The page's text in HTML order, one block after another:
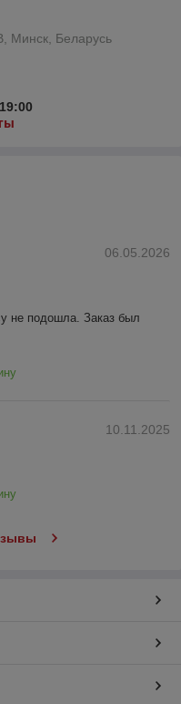
Минск, Беларусь
06.05.2026
не подошла. Заказ был
10.11.2025